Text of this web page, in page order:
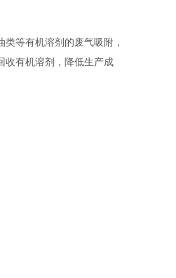
等有机溶剂的废气吸附，
收有机溶剂，降低生产成